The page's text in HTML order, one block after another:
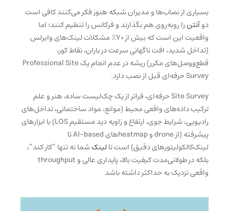
بسیاری از نصاب‌ها و مدیران شبکه هنوز فکر می‌کنند کافی است
دوآنتنرا روبه‌روی هم بگذارند و فرکانس را تنظیم کنند؛ اما
واقعیت این است که بیش از ۷۰٪ مشکلات لینک‌های وایرلس
(تداخل شدید، افت ناگهانی سرعت در باران، نقاط کور،
قطع‌ووصل‌های مکرر) ریشه در عدم انجام یک Professional Site
Survey حرفه‌ای قبل از نصب دارد.
Site Survey حرفه‌ای، فراتر از یک چک‌لیست ساده، هنر و علم
ترکیب داده‌های واقعی محیط (موانع، مواد ساختمانی، تداخل‌های
رادیویی، شرایط جوی، ارتفاع و زاویه دید مستقیم LOS) با ابزارهای
پیشرفته (از drone و heatmapهای AI-based تا
لینک‌کالکولیتورهای دقیق) است تا لینکشما نه تنها “کار کند”،
بلکه در طولانی‌مدت کیفیت بالا، پایداری عالی و throughput
واقعی نزدیک به حداکثر داشته باشد